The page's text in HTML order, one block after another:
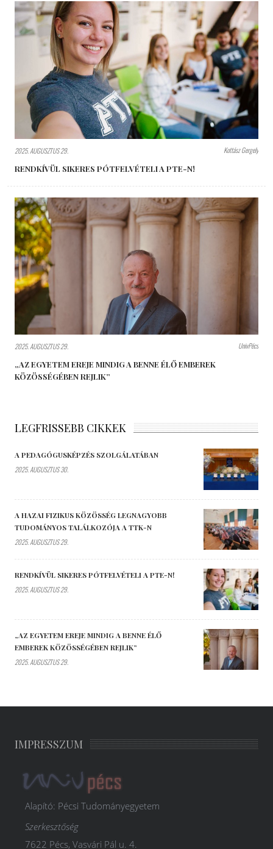
2025. AUGUSZTUS 29. Kottász Gergely
RENDKÍVÜL SIKERES PÓTFELVÉTELI A PTE-N!
2025. AUGUSZTUS 29. UnivPécs
„AZ EGYETEM EREJE MINDIG A BENNE ÉLŐ EMBEREK
KÖZÖSSÉGÉBEN REJLIK”
LEGFRISSEBB CIKKEK
A PEDAGÓGUSKÉPZÉS SZOLGÁLATÁBAN
2025. AUGUSZTUS 30.
A HAZAI FIZIKUS KÖZÖSSÉG LEGNAGYOBB
TUDOMÁNYOS TALÁLKOZÓJA A TTK-N
2025. AUGUSZTUS 29.
RENDKÍVÜL SIKERES PÓTFELVÉTELI A PTE-N!
2025. AUGUSZTUS 29.
„AZ EGYETEM EREJE MINDIG A BENNE ÉLŐ
EMBEREK KÖZÖSSÉGÉBEN REJLIK”
2025. AUGUSZTUS 29.
IMPRESSZUM
Alapító: Pécsi Tudományegyetem
Szerkesztőség
7622 Pécs, Vasvári Pál u. 4.